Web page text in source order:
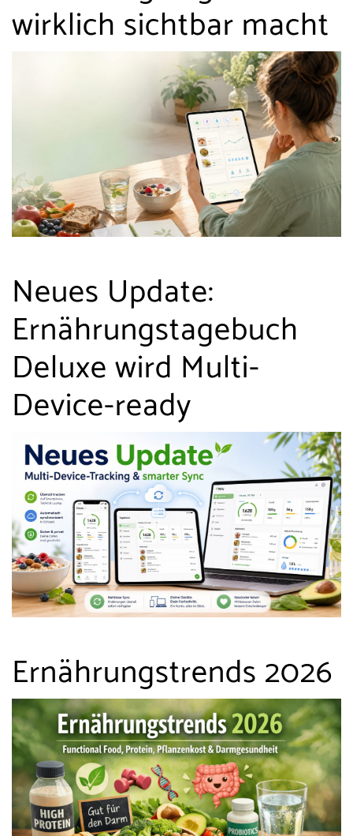
wirklich sichtbar macht
Neues Update:
Ernährungstagebuch
Deluxe wird Multi-
Device-ready
Ernährungstrends 2026